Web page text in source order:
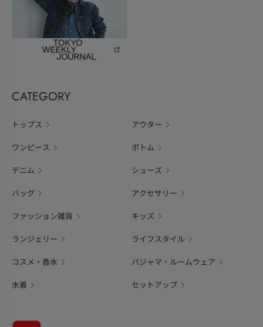
CATEGORY
トップス アウター
ワンピース ボトム
デニム シューズ
バッグ アクセサリー
ファッション雑貨 キッズ
ランジェリー ライフスタイル
コスメ・香水 パジャマ・ルームウェア
水着 セットアップ